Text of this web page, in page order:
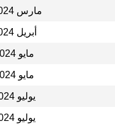
29 مارس 2024
1 أبريل 2024
1 مايو 2024
8 مايو 2024
5 يوليو 2024
6 يوليو 2024